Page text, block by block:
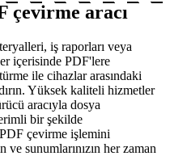
çevirme aracı
iş raporları veya
içerisinde PDF'lere
ile cihazlar arasındaki
Yüksek kaliteli hizmetler
aracıyla dosya
bir şekilde
çevirme işlemini
sunumlarınızın her zaman